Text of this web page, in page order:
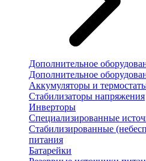
Дополнительное
Дополнительное
Аккумуляторы и
Стабилизаторы напряжения
Инверторы
Специализированные
Стабилизированные
питания
Батарейки